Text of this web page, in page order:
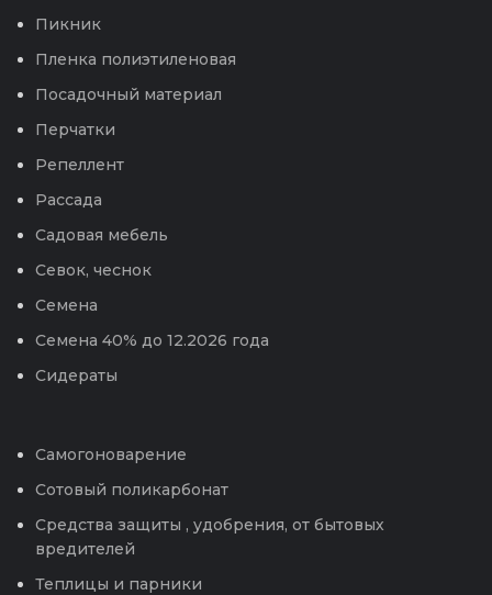
Пикник
Пленка полиэтиленовая
Посадочный материал
Перчатки
Репеллент
Рассада
Садовая мебель
Севок, чеснок
Семена
Семена 40% до 12.2026 года
Сидераты
Самогоноварение
Сотовый поликарбонат
Средства защиты , удобрения, от бытовых
вредителей
Теплицы и парники